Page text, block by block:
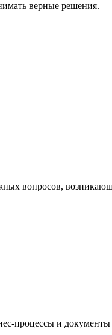
верные решения.
вопросов,
процессы и документы